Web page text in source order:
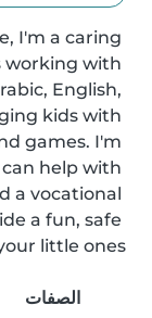
I'm a caring
working with
English,
kids with
games. I'm
help with
a vocational
a fun, safe
little ones
الصفات